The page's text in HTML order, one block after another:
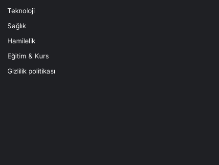
Teknoloji
Sağlık
Hamilelik
Eğitim & Kurs
Gizlilik politikası